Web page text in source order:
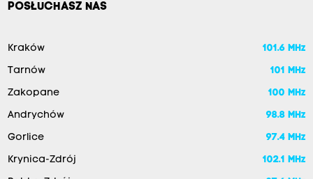
POSŁUCHASZ NAS
Kraków 101.6 MHz
Tarnów 101 MHz
Zakopane 100 MHz
Andrychów 98.8 MHz
Gorlice 97.4 MHz
Krynica-Zdrój 102.1 MHz